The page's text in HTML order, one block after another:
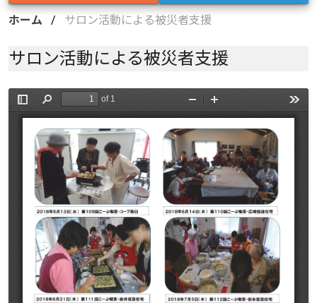
ホーム / サロン活動による被災者支援
サロン活動による被災者支援